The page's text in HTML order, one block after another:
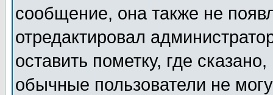
сообщение, она также не
отредактировал
оставить пометку, где
обычные пользователи не